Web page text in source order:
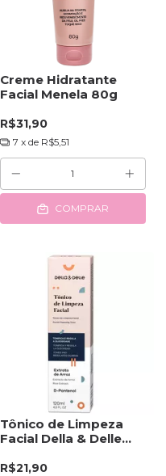
Creme Hidratante
Facial Menela 80g
R$31,90
7 x de R$5,51
COMPRAR
Tônico de Limpeza
Facial Della & Delle
R$21,90